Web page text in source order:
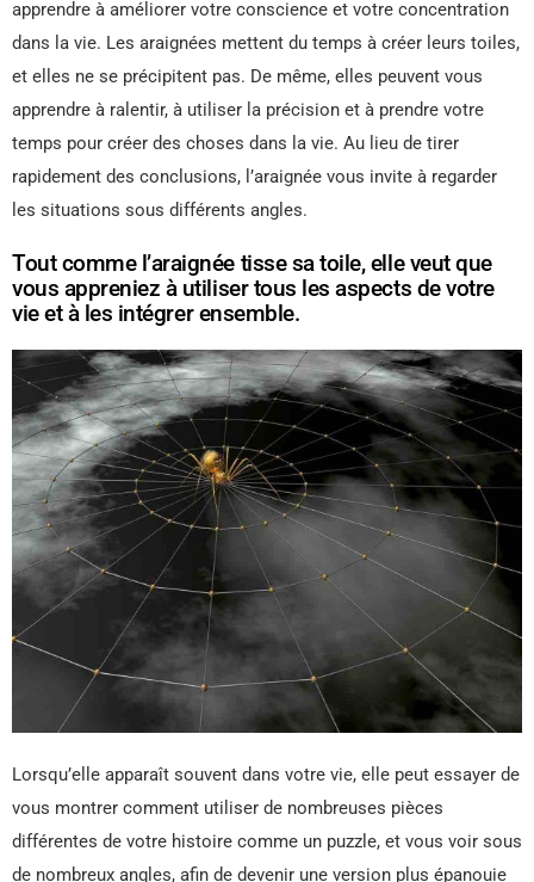
apprendre à améliorer votre conscience et votre concentration
dans la vie. Les araignées mettent du temps à créer leurs toiles,
et elles ne se précipitent pas. De même, elles peuvent vous
apprendre à ralentir, à utiliser la précision et à prendre votre
temps pour créer des choses dans la vie. Au lieu de tirer
rapidement des conclusions, l’araignée vous invite à regarder
les situations sous différents angles.
Tout comme l’araignée tisse sa toile, elle veut que
vous appreniez à utiliser tous les aspects de votre
vie et à les intégrer ensemble.
Lorsqu’elle apparaît souvent dans votre vie, elle peut essayer de
vous montrer comment utiliser de nombreuses pièces
différentes de votre histoire comme un puzzle, et vous voir sous
de nombreux angles, afin de devenir une version plus épanouie